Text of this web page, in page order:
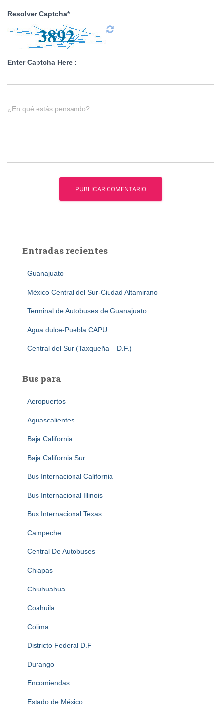
Resolver Captcha*
Enter Captcha Here :
¿En qué estás pensando?
Entradas recientes
Guanajuato
México Central del Sur-Ciudad Altamirano
Terminal de Autobuses de Guanajuato
Agua dulce-Puebla CAPU
Central del Sur (Taxqueña – D.F.)
Bus para
Aeropuertos
Aguascalientes
Baja California
Baja California Sur
Bus Internacional California
Bus Internacional Illinois
Bus Internacional Texas
Campeche
Central De Autobuses
Chiapas
Chiuhuahua
Coahuila
Colima
Districto Federal D.F
Durango
Encomiendas
Estado de México